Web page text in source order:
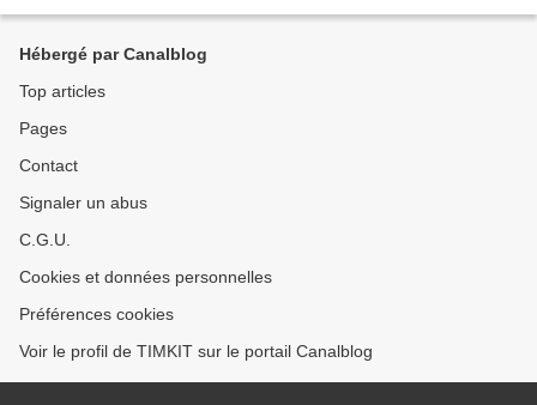
PRINCIPAL DE CE DIMANCHE EST LE PLAISIR...
Hébergé par Canalblog
Top articles
Pages
Contact
Signaler un abus
C.G.U.
Cookies et données personnelles
Préférences cookies
Voir le profil de TIMKIT sur le portail Canalblog